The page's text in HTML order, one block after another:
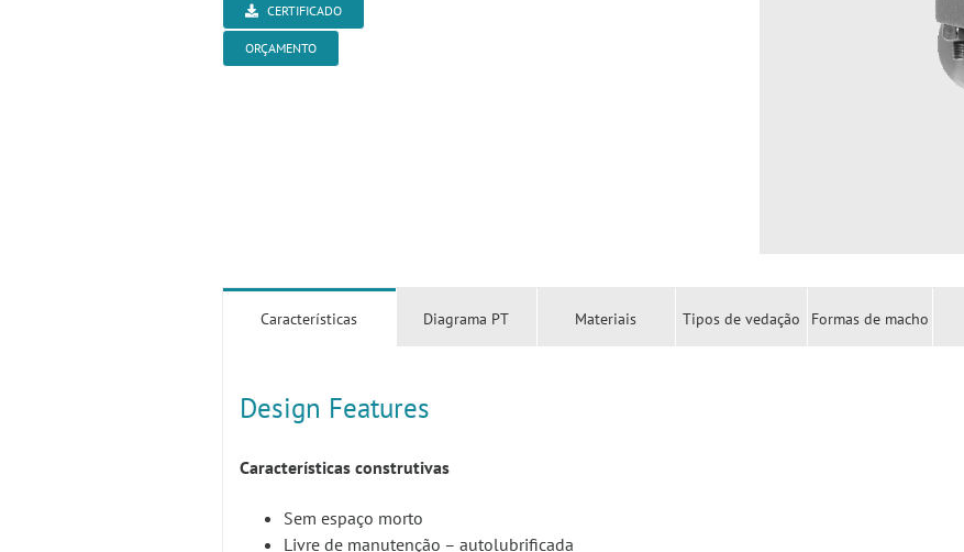
CERTIFICADO
ORÇAMENTO
Características Diagrama PT Materiais Tipos de vedação Formas de macho
Design Features
Características construtivas
Sem espaço morto
Livre de manutenção – autolubrificada